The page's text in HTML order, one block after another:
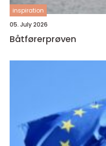
inspiration
05. July 2026
Båtførerprøven